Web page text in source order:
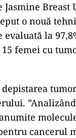
Breast
o nouă
la
femei cu
cancerul